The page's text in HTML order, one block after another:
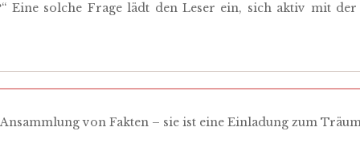
Eine solche Frage lädt den Leser ein, sich aktiv mit
von Fakten – sie ist eine Einladung zum